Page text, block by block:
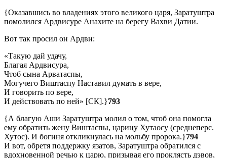
{Оказавшись во владениях этого великого царя, Заратуштра
помолился Ардвисуре Анахите на берегу Вахви Датии.
Вот так просил он Ардви:
«Такую дай удачу,
Благая Ардвисура,
Чтоб сына Арватаспы,
Могучего Виштаспу Наставил думать в вере,
И говорить по вере,
И действовать по ней» [СК].}793
{А благую Аши Заратуштра молил о том, чтоб она помогла
ему обратить жену Виштаспы, царицу Хутаосу (среднеперс.
Хутос). И богиня откликнулась на мольбу пророка.}794
И вот, обретя поддержку язатов, Заратуштра обратился с
вдохновенной речью к царю, призывая его проклясть дэвов,